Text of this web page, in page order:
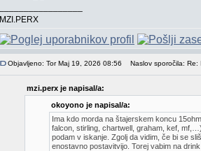
MZI.PERX
Objavljeno: Tor Maj 19, 2026 08:56 Naslov sporočila: Re:
mzi.perx je napisal/a:
okoyono je napisal/a:
Ima kdo morda na štajerskem koncu
falcon, stirling, chartwell, graham, kef,
podam v iskanje. Zgolj da vidim, če bi se
enostavno postavitvijo. Torej vabim na